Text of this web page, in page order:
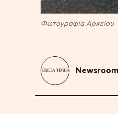
Φωτογραφία Αρχείου
Newsroom